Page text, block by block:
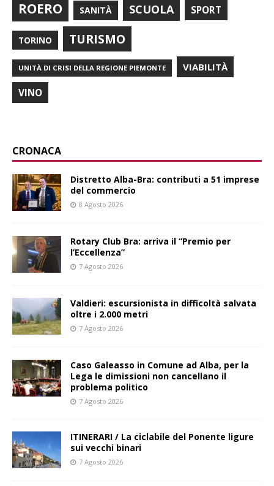
ROERO SANITÀ SCUOLA SPORT
TORINO TURISMO
UNITÀ DI CRISI DELLA REGIONE PIEMONTE VIABILITÀ
VINO
CRONACA
Distretto Alba-Bra: contributi a 51 imprese
del commercio
8 Agosto 2026
Rotary Club Bra: arriva il “Premio per
l’Eccellenza”
7 Agosto 2026
Valdieri: escursionista in difficoltà salvata
oltre i 2.000 metri
7 Agosto 2026
Caso Galeasso in Comune ad Alba, per la
Lega le dimissioni non cancellano il
problema politico
7 Agosto 2026
ITINERARI / La ciclabile del Ponente ligure
sui vecchi binari
7 Agosto 2026